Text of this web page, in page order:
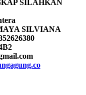
SILAHKAN
SILVIANA